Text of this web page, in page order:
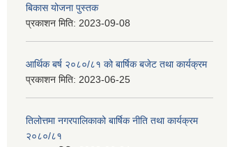
बिकास योजना पुस्तक
प्रकाशन मिति: 2023-09-08
आर्थिक बर्ष २०८०/८१ को बार्षिक बजेट तथा कार्यक्रम
प्रकाशन मिति: 2023-06-25
तिलोत्तमा नगरपालिकाको बार्षिक नीति तथा कार्यक्रम
२०८०/८१